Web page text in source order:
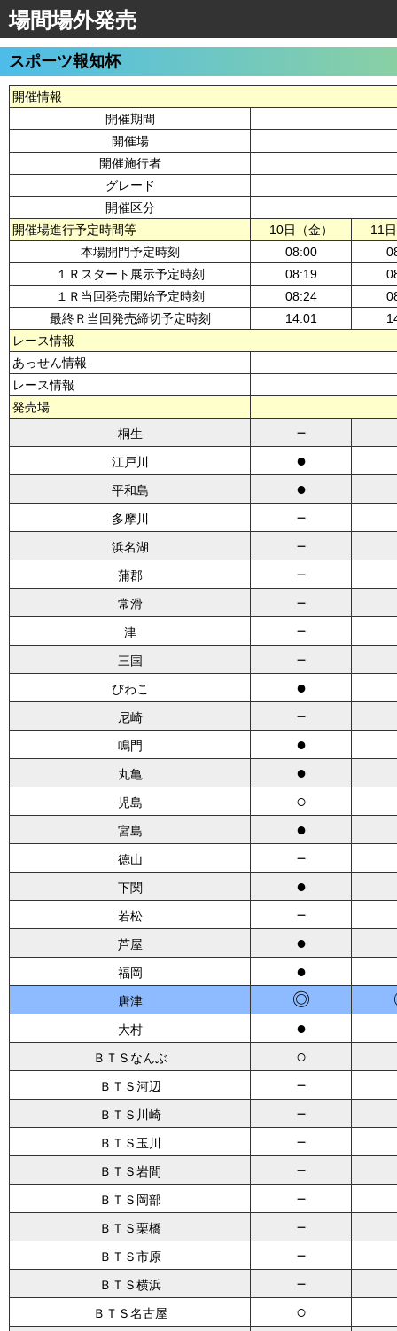
場間場外発売
スポーツ報知杯
開催情報
開催期間
開催場
開催施行者
グレード
開催区分
開催場進行予定時間等
10日（金）
11
本場開門予定時刻
08:00
１Ｒスタート展示予定時刻
08:19
１Ｒ当回発売開始予定時刻
08:24
最終Ｒ当回発売締切予定時刻
14:01
レース情報
あっせん情報
レース情報
発売場
桐生
－
江戸川 ●
平和島 ●
多摩川 －
浜名湖 －
蒲郡 －
常滑 －
津 －
三国 －
びわこ ●
尼崎 －
鳴門 ●
丸亀 ●
児島 ○
宮島 ●
徳山 －
下関 ●
若松 －
芦屋 ●
福岡 ●
唐津 ◎
大村 ●
ＢＴＳなんぶ ○
ＢＴＳ河辺 －
ＢＴＳ川崎 －
ＢＴＳ玉川 －
ＢＴＳ岩間 －
ＢＴＳ岡部 －
ＢＴＳ栗橋 －
ＢＴＳ市原 －
ＢＴＳ横浜 －
ＢＴＳ名古屋 ○